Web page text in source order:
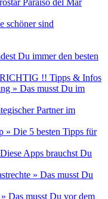
Paraiso del Mar
schöner sind
Du immer den besten
RICHTIG !! Tipps & Infos
» Das musst Du im
Partner im
» Die 5 besten Tipps für
Apps brauchst Du
» Das musst Du
Das musst Du vor dem